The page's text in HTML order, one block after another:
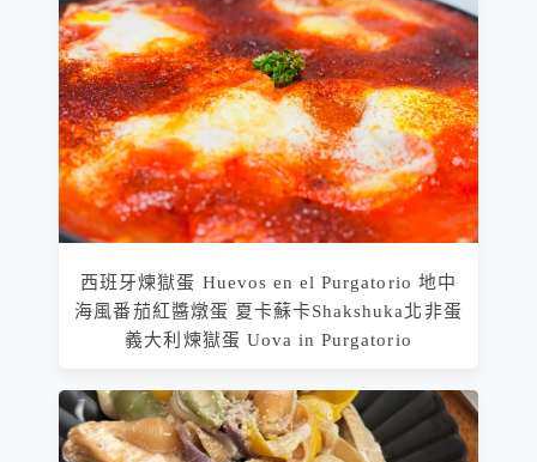
西班牙煉獄蛋 Huevos en el Purgatorio 地中
海風番茄紅醬燉蛋 夏卡蘇卡Shakshuka北非蛋
義大利煉獄蛋 Uova in Purgatorio